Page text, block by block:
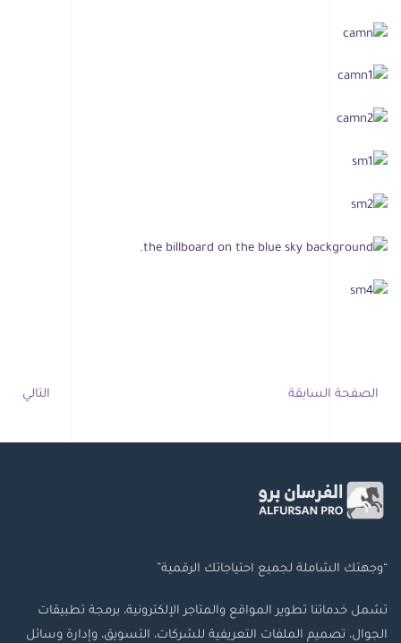
الصفحة السابقة التالي
“وجهتك الشاملة لجميع احتياجاتك الرقمية”
تشمل خدماتنا تطوير المواقع والمتاجر الإلكترونية، برمجة تطبيقات
الجوال، تصميم الملفات التعريفية للشركات، التسويق، وإدارة وسائل